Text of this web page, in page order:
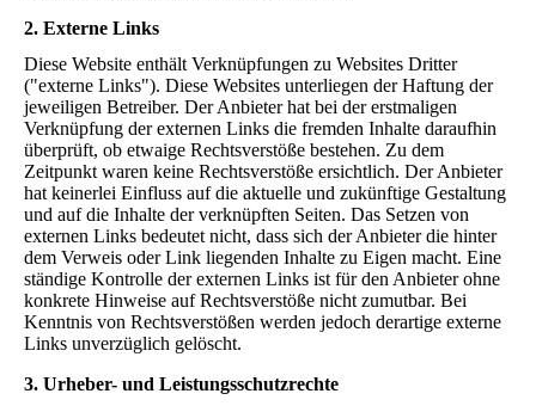
2. Externe Links
Diese Website enthält Verknüpfungen zu Websites Dritter
("externe Links"). Diese Websites unterliegen der Haftung der
jeweiligen Betreiber. Der Anbieter hat bei der erstmaligen
Verknüpfung der externen Links die fremden Inhalte daraufhin
überprüft, ob etwaige Rechtsverstöße bestehen. Zu dem
Zeitpunkt waren keine Rechtsverstöße ersichtlich. Der Anbieter
hat keinerlei Einfluss auf die aktuelle und zukünftige Gestaltung
und auf die Inhalte der verknüpften Seiten. Das Setzen von
externen Links bedeutet nicht, dass sich der Anbieter die hinter
dem Verweis oder Link liegenden Inhalte zu Eigen macht. Eine
ständige Kontrolle der externen Links ist für den Anbieter ohne
konkrete Hinweise auf Rechtsverstöße nicht zumutbar. Bei
Kenntnis von Rechtsverstößen werden jedoch derartige externe
Links unverzüglich gelöscht.
3. Urheber- und Leistungsschutzrechte